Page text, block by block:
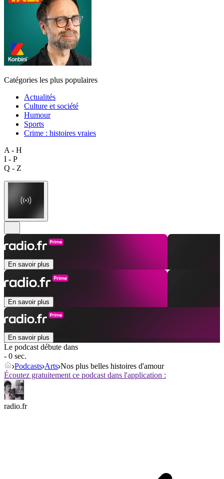
Catégories les plus populaires
Actualités
Culture et société
Humour
Sports
Crime : histoires vraies
A - H
I - P
Q - Z
En savoir plus
En savoir plus
En savoir plus
Le podcast débute dans
- 0 sec.
Podcasts Arts Nos plus belles histoires d'amour
Écoutez gratuitement ce podcast dans l'application :
radio.fr